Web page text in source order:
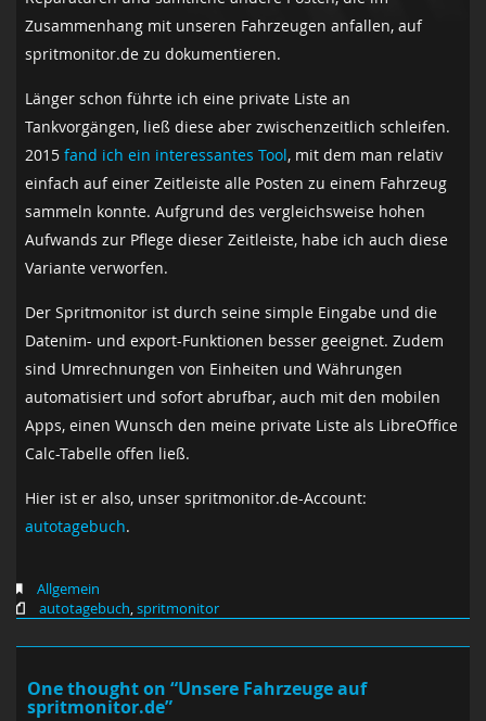
Zusammenhang mit unseren Fahrzeugen anfallen, auf
spritmonitor.de zu dokumentieren.
Länger schon führte ich eine private Liste an
Tankvorgängen, ließ diese aber zwischenzeitlich schleifen.
2015 fand ich ein interessantes Tool, mit dem man relativ
einfach auf einer Zeitleiste alle Posten zu einem Fahrzeug
sammeln konnte. Aufgrund des vergleichsweise hohen
Aufwands zur Pflege dieser Zeitleiste, habe ich auch diese
Variante verworfen.
Der Spritmonitor ist durch seine simple Eingabe und die
Datenim- und export-Funktionen besser geeignet. Zudem
sind Umrechnungen von Einheiten und Währungen
automatisiert und sofort abrufbar, auch mit den mobilen
Apps, einen Wunsch den meine private Liste als LibreOffice
Calc-Tabelle offen ließ.
Hier ist er also, unser spritmonitor.de-Account:
autotagebuch.
Allgemein
autotagebuch,spritmonitor
One thought on “Unsere Fahrzeuge auf
spritmonitor.de”